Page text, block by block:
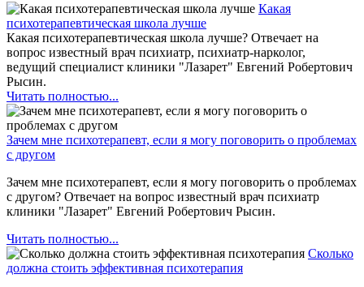
Какая
психотерапевтическая школа лучше
Какая психотерапевтическая школа лучше? Отвечает на
вопрос известный врач психиатр, психиатр-нарколог,
ведущий специалист клиники "Лазарет" Евгений Робертович
Рысин.
Читать полностью...
Зачем мне психотерапевт, если я могу поговорить о проблемах
с другом
Зачем мне психотерапевт, если я могу поговорить о проблемах
с другом? Отвечает на вопрос известный врач психиатр
клиники "Лазарет" Евгений Робертович Рысин.
Читать полностью...
Сколько
должна стоить эффективная психотерапия